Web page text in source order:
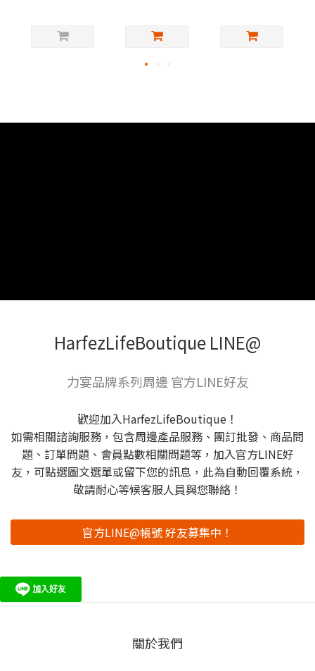
HarfezLifeBoutique LINE@
力宴品牌系列周邊 官方LINE好友
歡迎加入HarfezLifeBoutique！
如需相關諮詢服務，包含周邊產品服務、團訂批發、商品問
題、訂單問題、會員點數相關問題等，加入官方LINE好
友，可點選圖文選單或留下您的訊息，此為自動回覆系統，
敬請耐心等候客服人員與您聯絡！
官方LINE@帳號 好友募集中！
關於我們